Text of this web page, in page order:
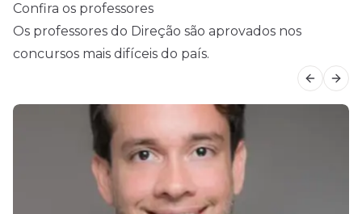
Confira os professores
Os professores do Direção são aprovados nos
concursos mais difíceis do país.